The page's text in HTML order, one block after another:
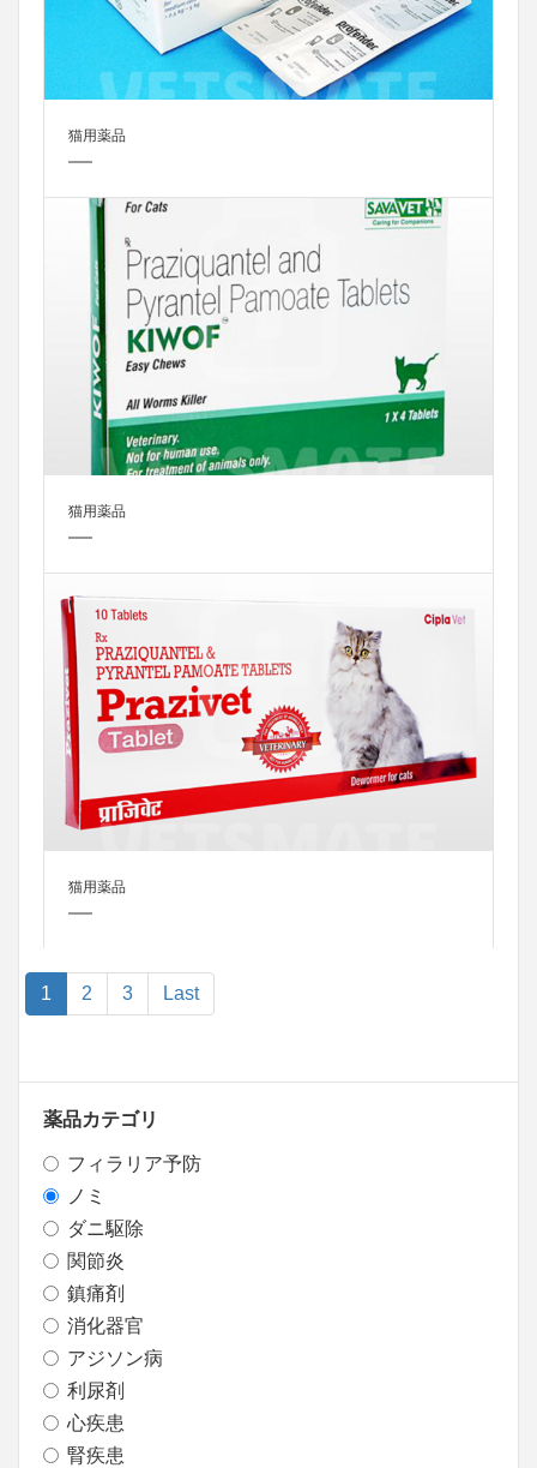
猫用薬品
猫用薬品
猫用薬品
1 2 3 Last
薬品カテゴリ
フィラリア予防
ノミ
ダニ駆除
関節炎
鎮痛剤
消化器官
アジソン病
利尿剤
心疾患
腎疾患